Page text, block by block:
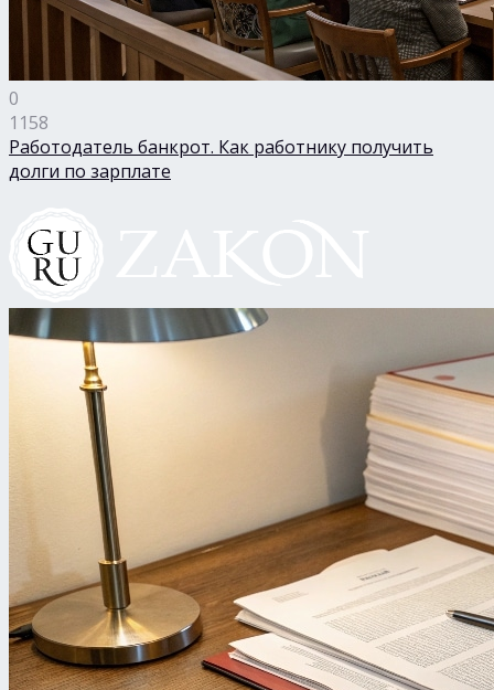
0
1158
Работодатель банкрот. Как работнику получить
долги по зарплате